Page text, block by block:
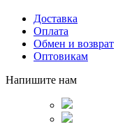
Доставка
Оплата
Обмен и возврат
Оптовикам
Напишите нам